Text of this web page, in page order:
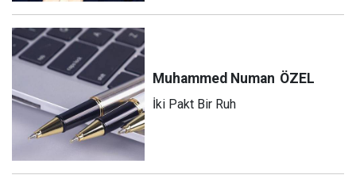
Muhammed Numan ÖZEL
İki Pakt Bir Ruh